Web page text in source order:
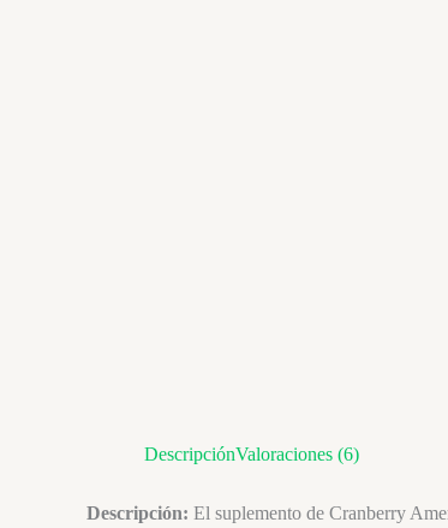
DescripciónValoraciones (6)
Descripción: El suplemento de Cranberry